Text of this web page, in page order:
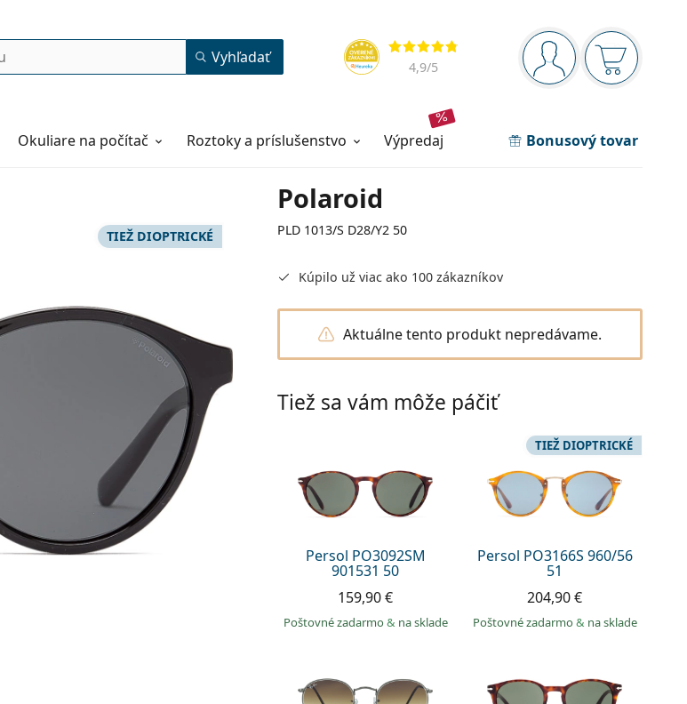
Navigačný panel
ste prihláseníNákupný
Hodnotenia
4,9/5
Vyhľadať
Okuliare na počítač Roztoky a príslušenstvo výpredaj Bonusový tovar
Polaroid
PLD 1013/S D28/Y2 50
TIEŽ DIOPTRICKÉ
Kúpilo už viac ako 100 zákazníkov
Aktuálne tento produkt nepredávame.
Tiež sa vám môže páčiť
Persol PO3092SM
901531 50
159,90 €
Poštovné zadarmo& na sklade
Persol PO3166S 960/56
51
TIEŽ DIOPTRICKÉ
204,90 €
Poštovné zadarmo& na sklade